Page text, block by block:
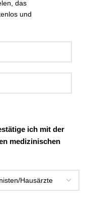
das
und
ich mit der
medizinischen